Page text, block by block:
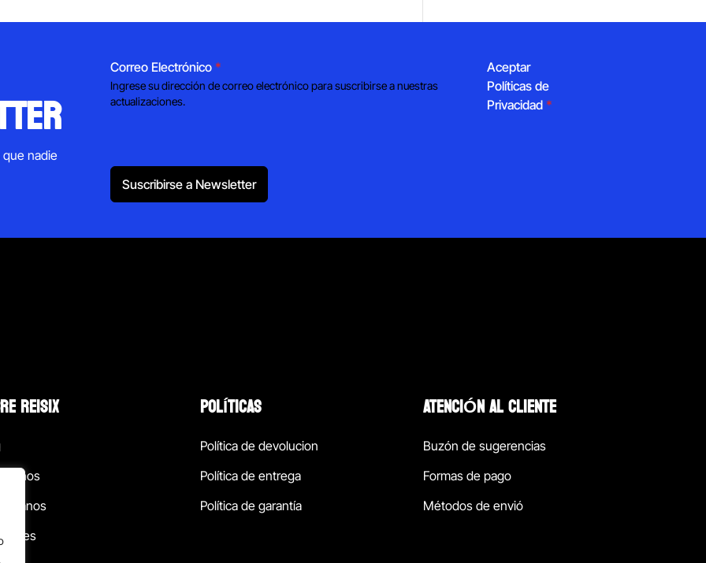
nadie
Correo Electrónico *
Ingrese su dirección de correo electrónico para suscribirse a nuestras
actualizaciones.
Aceptar
Políticas de
Privacidad *
Suscribirse a Newsletter
REISIX POLÍTICAS
Política de devolucion
Política de entrega
Política de garantía
ATENCIÓN AL CLIENTE
Buzón de sugerencias
Formas de pago
Métodos de envió